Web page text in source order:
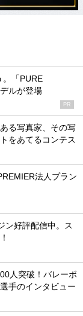
。「PURE
ルが登場
PR
る写真家、その写
をあてるコンテス
法人プラン
ン好評配信中。ス
人突破！バレーボ
手のインタビュー